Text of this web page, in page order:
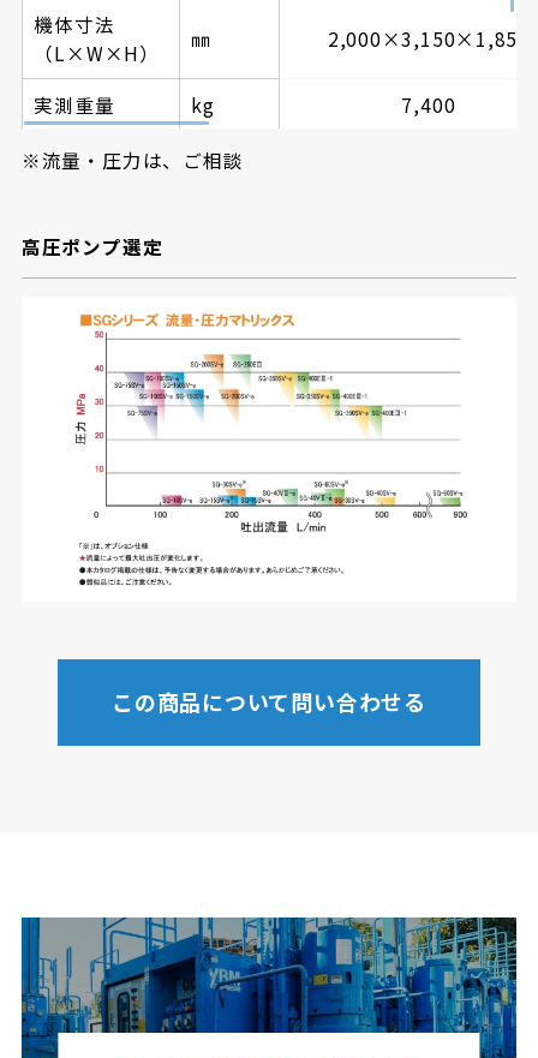
機体寸法
（L×W×H）
㎜ 2,000×3,150×1,850
実測重量 kg
7,400
リモコン
その他
流量・圧力は、ご相談
高圧ポンプ選定
この商品について問い合わせる